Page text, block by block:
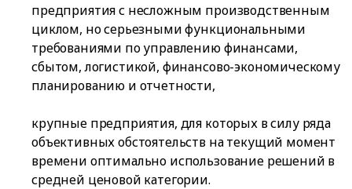
предприятия с несложным производственным
циклом, но серьезными функциональными
требованиями по управлению финансами,
сбытом, логистикой, финансово-экономическому
планированию и отчетности,
крупные предприятия, для которых в силу ряда
объективных обстоятельств на текущий момент
времени оптимально использование решений в
средней ценовой категории.